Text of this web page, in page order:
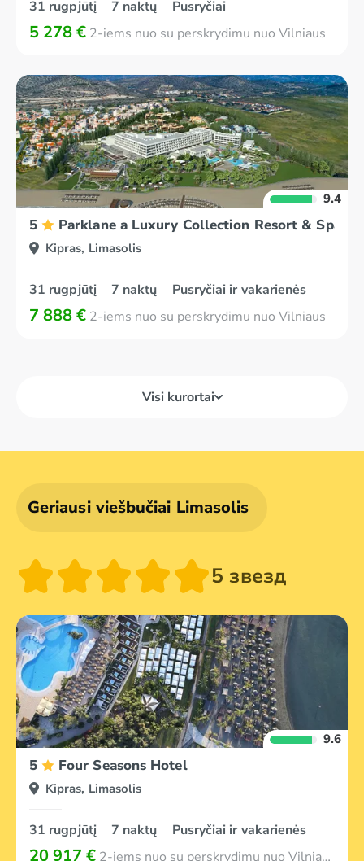
31 rugpjūtį 7 naktų Pusryčiai
5 278 € 2-iems nuo su perskrydimu nuo Vilniaus
9.4
5 Parklane a Luxury Collection Resort & Spa
Kipras, Limasolis
31 rugpjūtį 7 naktų Pusryčiai ir vakarienės
7 888 € 2-iems nuo su perskrydimu nuo Vilniaus
Visi kurortai
Geriausi viešbučiai Limasolis
5 звезд
9.6
5 Four Seasons Hotel
Kipras, Limasolis
31 rugpjūtį 7 naktų Pusryčiai ir vakarienės
20 917 € 2-iems nuo su perskrydimu nuo Vilniaus